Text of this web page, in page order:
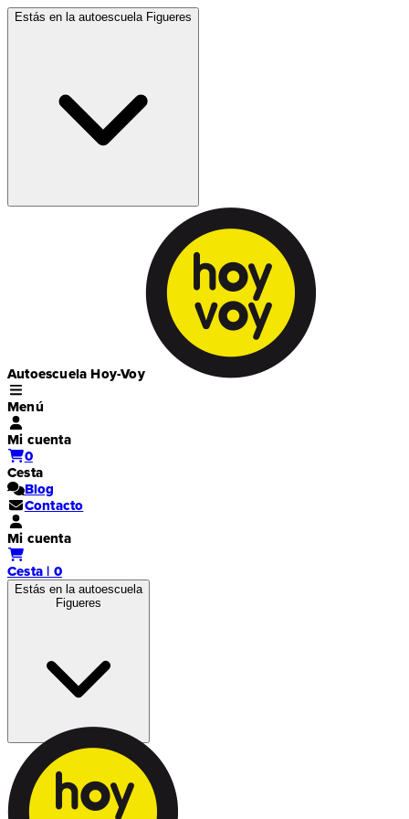
Estás en la autoescuela Figueres
Autoescuela Hoy-Voy
Menú
Mi cuenta
0
Cesta
Blog
Contacto
Mi cuenta
Cesta | 0
Estás en la autoescuela
Figueres